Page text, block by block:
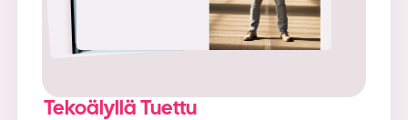
Tekoälyllä Tuettu